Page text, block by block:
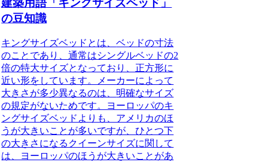
の豆知識
キングサイズベッドとは、ベッドの寸法
のこと であり、通常はシングルベッドの2
倍の特大サイズとなっており、正方形に
近い形をしています。メーカーによって
大きさが多少異なるのは、 明確なサイズ
の規定がないためです。ヨーロッパのキ
ングサイズベッドよりも、アメリカのほ
うが大きいことが多いですが、ひとつ下
の大きさになるクイーンサイズに関して
は、ヨーロッパのほうが大きいことがあ